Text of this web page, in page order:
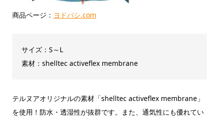
商品ページ： ヨドバシ.com
サイズ：S～L
素材：shelltec activeflex membrane
テルヌアオリジナルの素材「shelltec activeflex membrane」
を使用！防水・透湿性が抜群です。また、通気性にも優れてい